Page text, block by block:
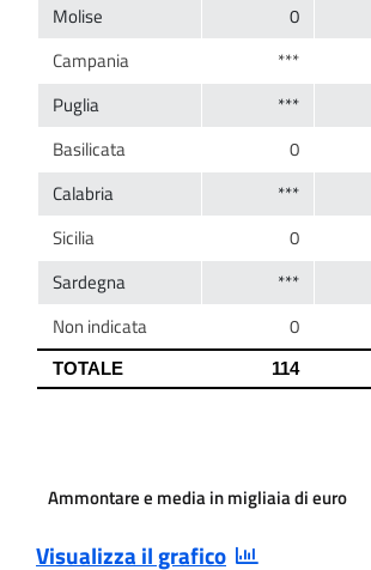
Ammontare e media in migliaia di euro